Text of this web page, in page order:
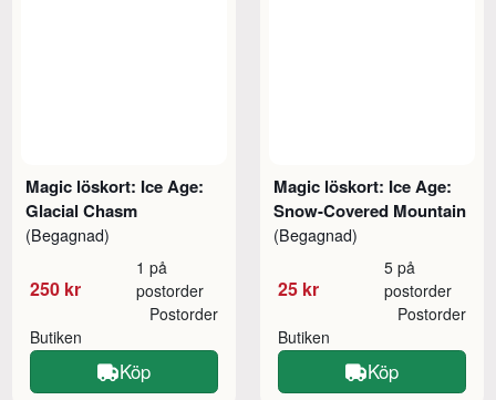
Magic löskort: Ice Age:
Glacial Chasm
(Begagnad)
250 kr
1 på
postorder
Butiken
Postorder
Köp
Magic löskort: Ice Age:
Snow-Covered Mountain
(Begagnad)
25 kr
5 på
postorder
Butiken
Postorder
Köp